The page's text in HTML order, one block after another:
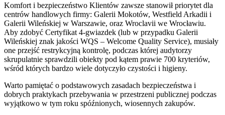
Komfort i bezpieczeństwo Klientów zawsze stanowił priorytet dla
centrów handlowych firmy: Galerii Mokotów, Westfield Arkadii i
Galerii Wileńskiej w Warszawie, oraz Wroclavii we Wrocławiu.
Aby zdobyć Certyfikat 4-gwiazdek (lub w przypadku Galerii
Wileńskiej znak jakości WQS – Welcome Quality Service), musiały
one przejść restrykcyjną kontrolę, podczas której audytorzy
skrupulatnie sprawdzili obiekty pod kątem prawie 700 kryteriów,
wśród których bardzo wiele dotyczyło czystości i higieny.
Warto pamiętać o podstawowych zasadach bezpieczeństwa i
dobrych praktykach przebywania w przestrzeni publicznej podczas
wyjątkowo w tym roku spóźnionych, wiosennych zakupów.